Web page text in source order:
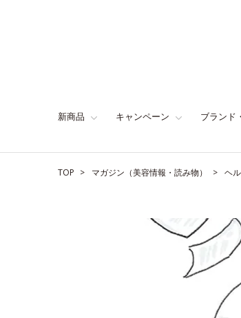
新商品 キャンペーン ブランド
TOP マガジン（美容情報・読み物） ヘ